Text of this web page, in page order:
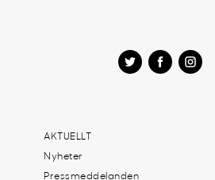
AKTUELLT
Nyheter
Pressmeddelanden